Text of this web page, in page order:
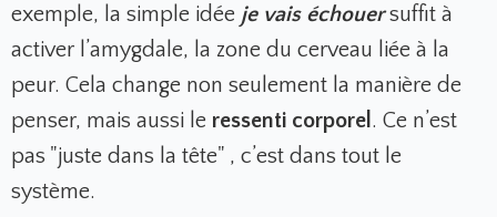
exemple, la simple idée je vais échouersuffit à
activer l’amygdale, la zone du cerveau liée à la
peur. Cela change non seulement la manière de
penser, mais aussi le ressenti corporel . Ce n’est
pas "juste dans la tête" , c’est dans tout le
système.